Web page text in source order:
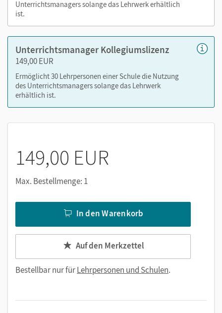
editierbare Kopiervorlagen
editierbarer Stoffverteilungsplan
Nutzen Sie den Unterrichtsmanager auf lernen.cornelsen.de
Unterrichtsmanagers solange das Lehrwerk erhältlich
ist.
Unterrichtsmanager Kollegiumslizenz
149,00 EUR
Ermöglicht 30 Lehrpersonen einer Schule die Nutzung
des Unterrichtsmanagers solange das Lehrwerk
erhältlich ist.
149,00 EUR
Max. Bestellmenge: 1
In den Warenkorb
Auf den Merkzettel
Bestellbar nur fürLehrpersonen und Schulen.